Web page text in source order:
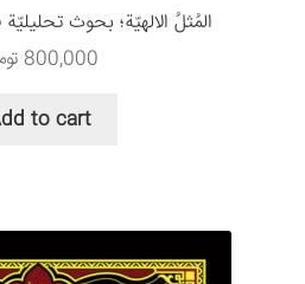
المُثلُ الالهيّة؛ بحوث
800,000
to cart